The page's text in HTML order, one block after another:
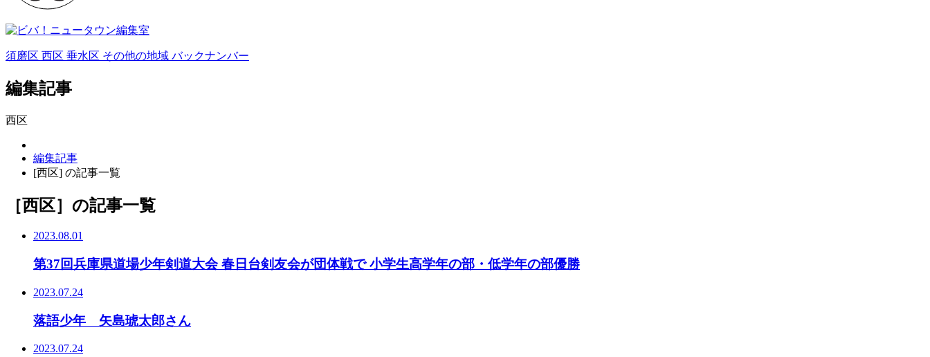
須磨区 西区 垂水区 その他の地域 バックナンバー
編集記事
西区
編集記事
[西区] の記事一覧
［西区］ の記事一覧
2023.08.01
第37回兵庫県道場少年剣道大会 春日台剣友会が団体戦で 小学生高学年の部・低学年の部優勝
2023.07.24
落語少年 矢島琥太郎さん
2023.07.24